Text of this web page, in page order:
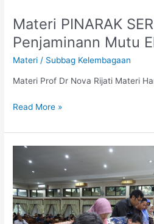
Materi PINARAK
Penjaminann Mutu
Materi / Subbag Kelembagaan
Materi Prof Dr Nova Rijati Materi
Materi
PINARAK
SERIES
:
Read More »
Wilayah
Gaungkan
Semangat
Kolaborasi